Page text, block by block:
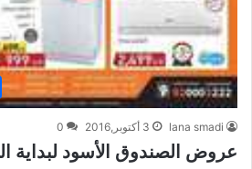
lana smadi 3 أكتوبر,2016 0
عروض الصندوق الأسود لبداية